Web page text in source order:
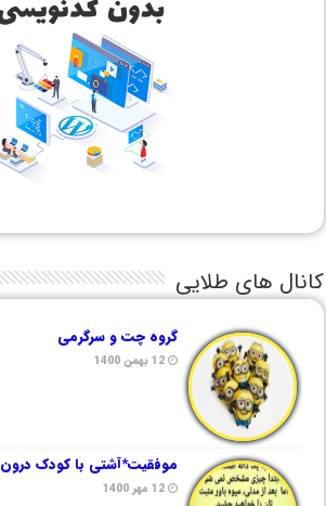
کانال های طلایی
گروه چت و سرگرمی
12 بهمن 1400
موفقیت*آشتی با کودک درون
12 مهر 1400